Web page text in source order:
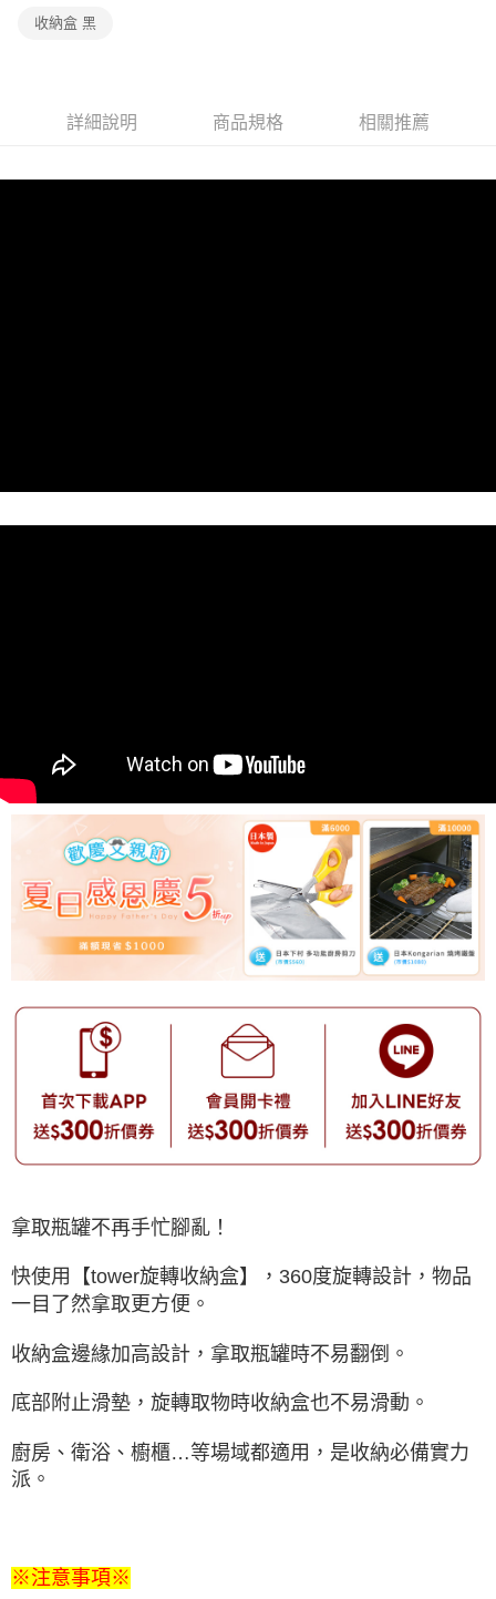
收納盒 黑
詳細說明 商品規格 相關推薦
拿取瓶罐不再手忙腳亂！
快使用【tower旋轉收納盒】，360度旋轉設計，物品
一目了然拿取更方便。
收納盒邊緣加高設計，拿取瓶罐時不易翻倒。
底部附止滑墊，旋轉取物時收納盒也不易滑動。
廚房、衛浴、櫥櫃…等場域都適用，是收納必備實力
派。
※注意事項※